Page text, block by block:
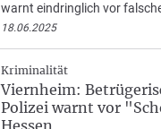
warnt eindringlich vor
18.06.2025
Kriminalität
Viernheim:
Polizei warnt vor